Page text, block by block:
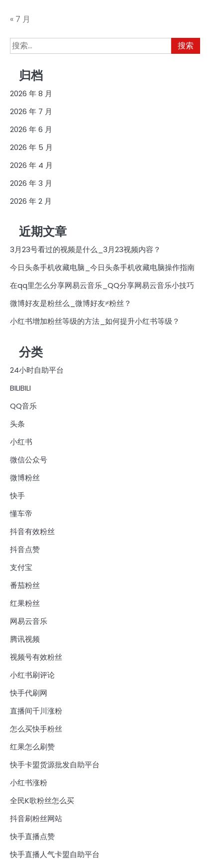
« 7 月
搜
索：
归档
2026 年 8 月
2026 年 7 月
2026 年 6 月
2026 年 5 月
2026 年 4 月
2026 年 3 月
2026 年 2 月
近期文章
3月23号看过的视频是什么_3月23视频内容？
今日头条手机收藏电脑_今日头条手机收藏电脑操作指南
在qq里怎么分享网易云音乐_QQ分享网易云音乐小技巧
微博好友是粉丝么_微博好友≠粉丝？
小红书增加粉丝等级的方法_如何提升小红书等级？
分类
24小时自助平台
BILIBILI
QQ音乐
头条
小红书
微信公众号
微博粉丝
快手
懂车帝
抖音有效粉丝
抖音点赞
支付宝
番茄粉丝
红果粉丝
网易云音乐
腾讯视频
视频号有效粉丝
小红书刷评论
快手代刷网
直播间千川涨粉
怎么买快手粉丝
红果怎么刷赞
快手卡盟货源批发自助平台
小红书涨粉
全民K歌粉丝怎么买
抖音刷粉丝网站
快手直播点赞
快手直播人气卡盟自助平台